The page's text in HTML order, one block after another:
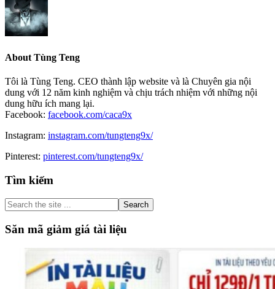
About Tùng Teng
Tôi là Tùng Teng. CEO thành lập website và là Chuyên gia nội
dung với 12 năm kinh nghiệm và chịu trách nhiệm với những nội
dung hữu ích mang lại.
Facebook: facebook.com/caca9x
Instagram: instagram.com/tungteng9x/
Pinterest: pinterest.com/tungteng9x/
Primary
Sidebar
Tìm kiếm
Search
the
site
...
Săn mã giảm giá tài liệu